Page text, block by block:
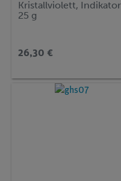
Kristallviolett, Indikator
25 g
26,30 €